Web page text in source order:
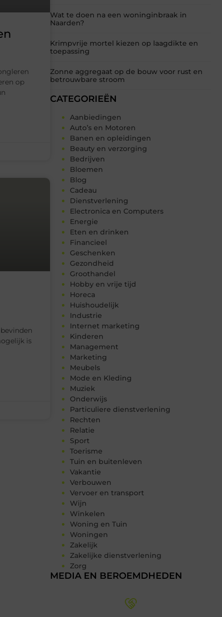
Wat te doen na een woninginbraak in
Naarden?
Krimpvrije mortel kiezen op laagdikte en
toepassing
Zonne aggregaat op de bouw voor rust en
betrouwbare stroom
CATEGORIEËN
Aanbiedingen
Auto’s en Motoren
Banen en opleidingen
Beauty en verzorging
Bedrijven
Bloemen
Blog
Cadeau
Dienstverlening
Electronica en Computers
Energie
Eten en drinken
Financieel
Geschenken
Gezondheid
Groothandel
Hobby en vrije tijd
Horeca
Huishoudelijk
Industrie
Internet marketing
Kinderen
Management
Marketing
Meubels
Mode en Kleding
Muziek
Onderwijs
Particuliere dienstverlening
Rechten
Relatie
Sport
Toerisme
Tuin en buitenleven
Vakantie
Verbouwen
Vervoer en transport
Wijn
Winkelen
Woning en Tuin
Woningen
Zakelijk
Zakelijke dienstverlening
Zorg
MEDIA EN BEROEMDHEDEN
op
is